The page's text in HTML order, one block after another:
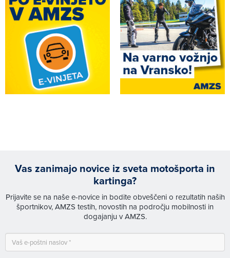
Vas zanimajo novice iz sveta motošporta in
kartinga?
Prijavite se na naše e-novice in bodite obveščeni o rezultatih naših
športnikov, AMZS testih, novostih na področju mobilnosti in
dogajanju v AMZS.